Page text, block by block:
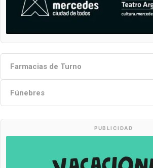
Farmacias de Turno
Fúnebres
PUBLICIDAD